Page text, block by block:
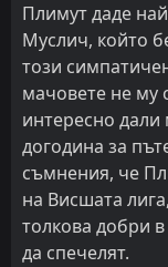
Плимут даде
Муслич, който
този
мачовете не му
интересно
догодина за
съмнения, че
на Висшата
толкова добри
да спечелят.